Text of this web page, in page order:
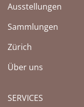
Ausstellungen
Sammlungen
Zürich
Über uns
SERVICES